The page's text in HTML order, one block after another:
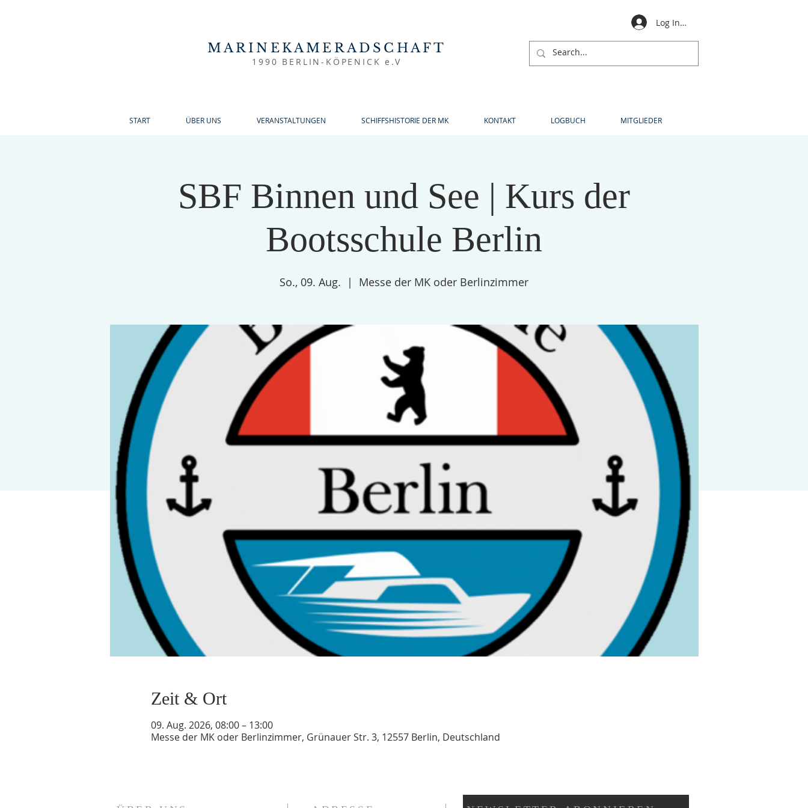
MARINEKAMERADSCHAFT
1990 BERLIN-KÖPENICK e.V
Log In für Mitglieder
START ÜBER UNS VERANSTALTUNGEN SCHIFFSHISTORIE DER MK KONTAKT LOGBUCH MITGLIEDER
SBF Binnen und See | Kurs der
Bootsschule Berlin
So., 09. Aug.
  |
Messe der MK oder Berlinzimmer
Zeit & Ort
09. Aug. 2026, 08:00 – 13:00
Messe der MK oder Berlinzimmer, Grünauer Str. 3, 12557 Berlin, Deutschland